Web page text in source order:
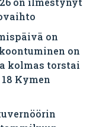
on
on
kolmas torstai
Kymen